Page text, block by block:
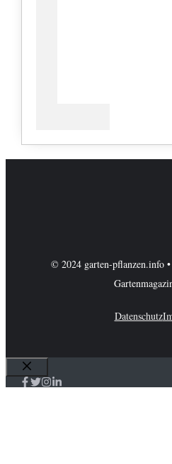
© 2024 garten-pflanzen.info
Datenschutz
Schließen